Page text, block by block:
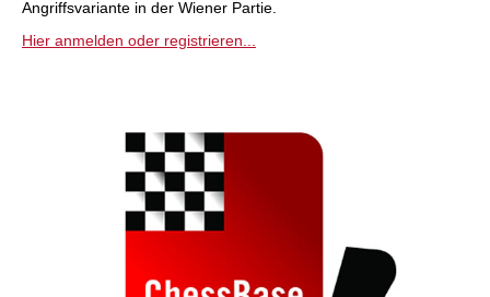
Angriffsvariante in der Wiener Partie.
Hier anmelden oder registrieren...